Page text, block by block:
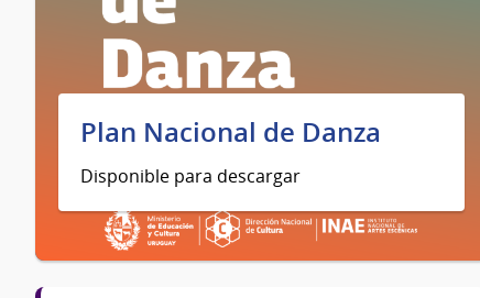
Plan Nacional de Danza
Disponible para descargar